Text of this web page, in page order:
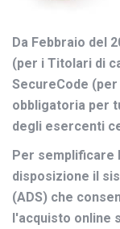
Da Febbraio del
(per i Titolari di
SecureCode
obbligatoria per
degli esercenti
Per semplificare
disposizione il
(ADS) che
l'acquisto online